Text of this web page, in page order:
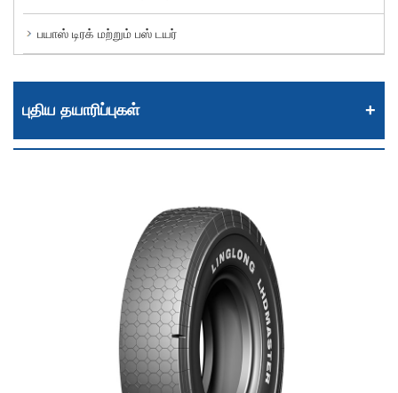
பயாஸ் டிரக் மற்றும் பஸ் டயர்
புதிய தயாரிப்புகள்